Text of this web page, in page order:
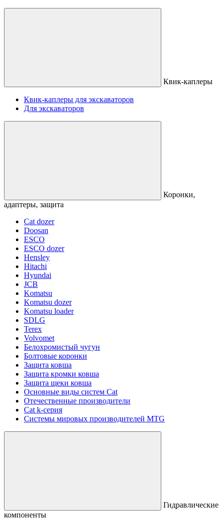
Квик-каплеры
Квик-каплеры для экскаваторов
Для экскаваторов
Коронки,
адаптеры, защита
Cat dozer
Doosan
ESCO
ESCO dozer
Hensley
Hitachi
Hyundai
JCB
Komatsu
Komatsu dozer
Komatsu loader
SDLG
Terex
Volvomet
Белохромистый чугун
Болтовые коронки
Защита ковша
Защита кромки ковша
Защита щеки ковша
Основные виды систем Cat
Отечественные производители
Сat k-серия
Системы мировых производителей MTG
Гидравлические
компоненты